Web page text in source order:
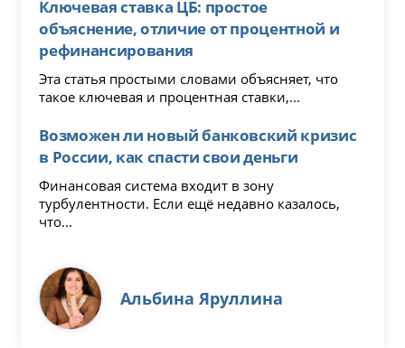
Ключевая ставка ЦБ: простое
объяснение, отличие от процентной и
рефинансирования
Эта статья простыми словами объясняет, что
такое ключевая и процентная ставки,...
Возможен ли новый банковский кризис
в России, как спасти свои деньги
Финансовая система входит в зону
турбулентности. Если ещё недавно казалось,
что...
Альбина Яруллина